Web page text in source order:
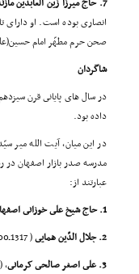
7. حاج میرزا زین العابدین مازندرانى
انصارى بوده است. او داراى
صحن حرم مطهّر امام
شاگردان
در سال هاى پایانى قرن
داده بود.
در این میان، آیت الله
مدرسه صدر بازار اصفهان در
عبارتند از:
1. حاج شیخ على خوزانى اصفهانى
2. جلال الدّین همایى
( 1317ـ1400ق.)، فرزند میرزا ابوالقاسم طرب.
3. على اصغر صالحى کرمانى ،